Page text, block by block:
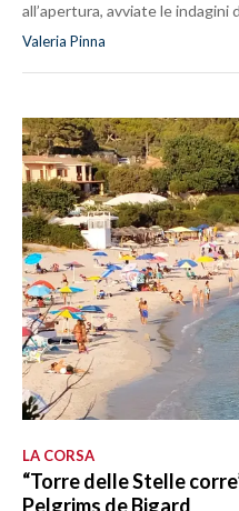
all’apertura, avviate le indagini
Valeria Pinna
LA CORSA
“Torre delle Stelle
Pelgrims de Bigard